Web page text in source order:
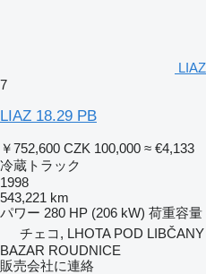
7
LIAZ 18.29 PB
￥752,600 CZK 100,000 ≈ €4,133
冷蔵トラック
1998
543,221 km
パワー 280 HP (206 kW) 荷重容量
チェコ, LHOTA POD LIBČANY
BAZAR ROUDNICE
販売会社に連絡